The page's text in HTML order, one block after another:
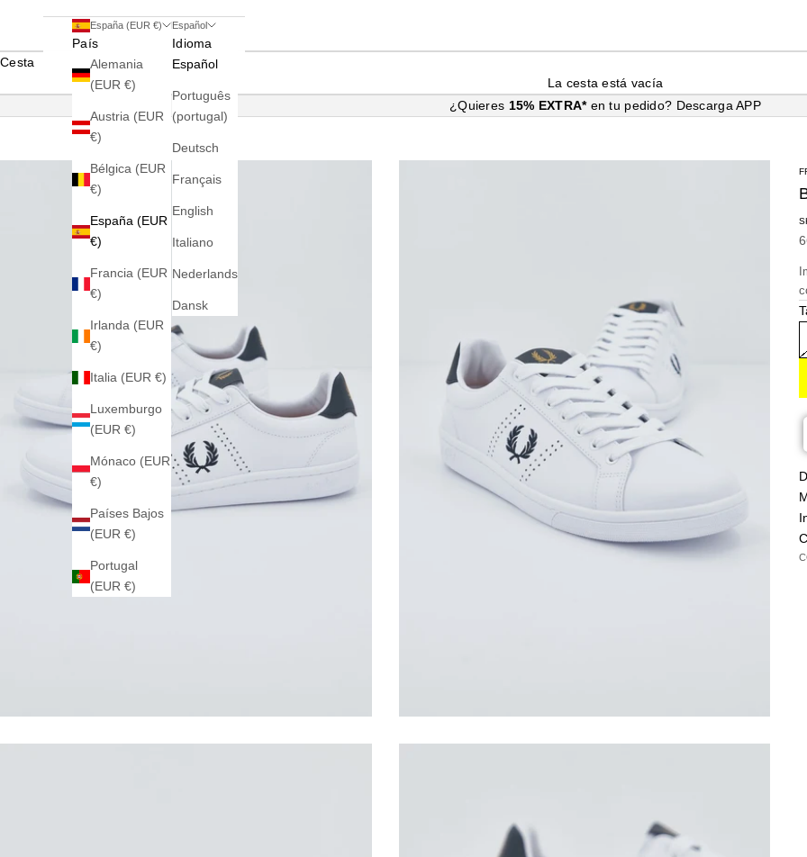
España (EUR €)
País
Alemania
(EUR €)
Austria (EUR
€)
Bélgica (EUR
€)
España (EUR
€)
Francia (EUR
€)
Irlanda (EUR
€)
Italia (EUR €)
Luxemburgo
(EUR €)
Mónaco (EUR
€)
Países Bajos
(EUR €)
Portugal
(EUR €)
Español
Idioma
Español
Português
(portugal)
Deutsch
Français
English
Italiano
Nederlands
Dansk
Cesta
La cesta está vacía
¿Quieres 15% EXTRA* en tu pedido? Descarga APP